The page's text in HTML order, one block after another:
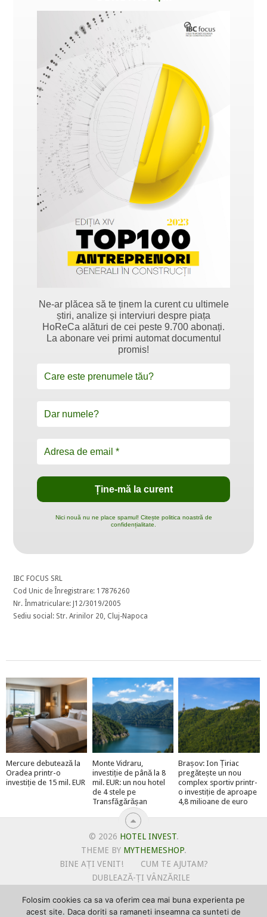
Ne-ar plăcea să te ținem la curent cu ultimele
știri, analize și interviuri despre piața
HoReCa alături de cei peste 9.700 abonați.
La abonare vei primi automat documentul
promis!
Nici nouă nu ne place spamul! Citește politica noastră de
confidențialitate.
IBC FOCUS SRL
Cod Unic de Înregistrare: 17876260
Nr. Înmatriculare: J12/3019/2005
Sediu social: Str. Arinilor 20, Cluj-Napoca
Mercure debutează la
Oradea printr-o
investiție de 15 mil. EUR
Monte Vidraru,
investiție de până la 8
mil. EUR: un nou hotel
de 4 stele pe
Transfăgărășan
Brașov: Ion Țiriac
pregătește un nou
complex sportiv printr-
o investiție de aproape
4,8 milioane de euro
© 2026 HOTEL INVEST.
THEME BY MYTHEMESHOP.
BINE AȚI VENIT!
CUM TE AJUTAM?
DUBLEAZĂ-ȚI VÂNZĂRILE
POLITICA DE UTILIZARE COOKIE-URI
Folosim cookies ca sa va oferim cea mai buna experienta pe
acest site. Daca doriti sa ramaneti inseamna ca sunteti de